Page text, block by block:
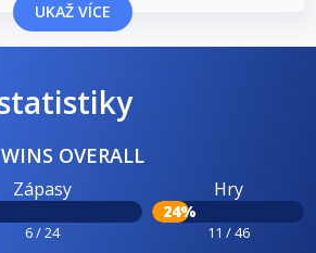
UKAŽ VÍCE
WINS OVERALL
Zápasy
6 / 24
Hry
24%
11 / 46